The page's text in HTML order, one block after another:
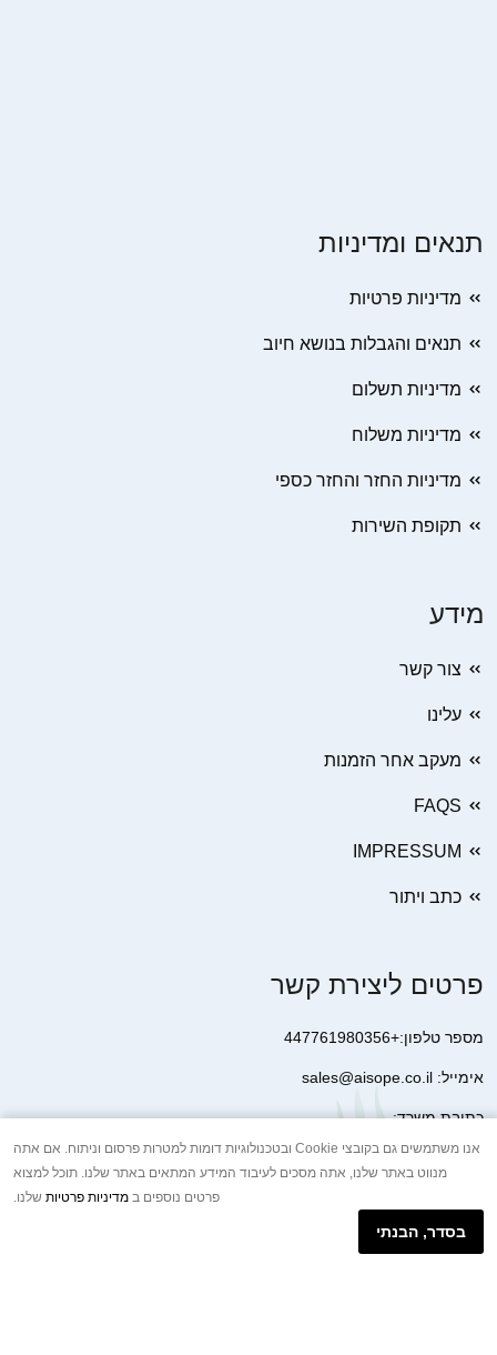
תנאים ומדיניות
מדיניות פרטיות
תנאים והגבלות בנושא חיוב
מדיניות תשלום
מדיניות משלוח
מדיניות החזר והחזר כספי
תקופת השירות
מידע
צור קשר
עלינו
מעקב אחר הזמנות
FAQS
IMPRESSUM
כתב ויתור
פרטים ליצירת קשר
מספר טלפון:+447761980356
אימייל: sales@aisope.co.il
כתובת משרד:
41 Devonshire Street Ground Floor Office 1 London W1G 7AJ
United Kingdom
+44 7410 2065017
הודעת וואטסאפ באינטרנט
אנו משתמשים גם בקובצי Cookie ובטכנולוגיות דומות למטרות פרסום וניתוח. אם אתה
מנווט באתר שלנו, אתה מסכים לעיבוד המידע המתאים באתר שלנו. תוכל למצוא
פרטים נוספים ב מדיניות פרטיות שלנו.
בסדר, הבנתי